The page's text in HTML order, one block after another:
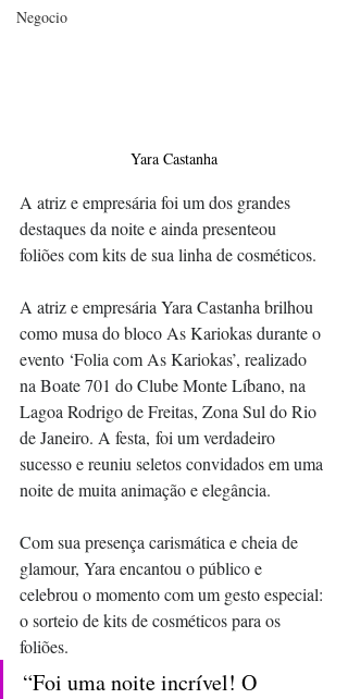
Negocio
Yara Castanha
A atriz e empresária foi um dos grandes
destaques da noite e ainda presenteou
foliões com kits de sua linha de cosméticos.
A atriz e empresária Yara Castanha brilhou
como musa do bloco As Kariokas durante o
evento ‘Folia com As Kariokas’, realizado
na Boate 701 do Clube Monte Líbano, na
Lagoa Rodrigo de Freitas, Zona Sul do Rio
de Janeiro. A festa, foi um verdadeiro
sucesso e reuniu seletos convidados em uma
noite de muita animação e elegância.
Com sua presença carismática e cheia de
glamour, Yara encantou o público e
celebrou o momento com um gesto especial:
o sorteio de kits de cosméticos para os
foliões.
“Foi uma noite incrível! O